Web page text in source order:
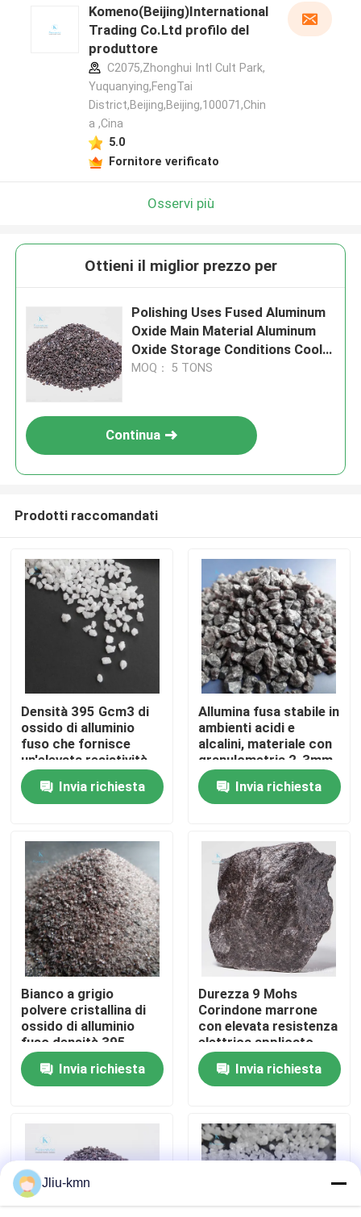
Casa.
Prodotti
Su di noi
Visita alla fabbrica
Controllo della qualità
Contattaci
Notizie
VR
Ossido di alluminio fuso
Komeno(Beijing)International
Trading Co.Ltd profilo del
produttore
C2075,Zhonghui Intl Cult Park,
Yuquanying,FengTai
District,Beijing,Beijing,100071,Chin
a ,Cina
5.0
Fornitore verificato
Osservi più
Ottieni il miglior prezzo per
Polishing Uses Fused Aluminum
Oxide Main Material Aluminum
Oxide Storage Conditions Cool
And Dry Place
MOQ： 5 TONS
Continua
Prodotti raccomandati
Densità 395 Gcm3 di
ossido di alluminio
fuso che fornisce
un'elevata resistività
elettrica e proprietà
chimiche stabili in
ambienti acidi e
Invia richiesta
Allumina fusa stabile in
ambienti acidi e
alcalini, materiale con
granulometria 2-3mm
per usi ceramici e
metallurgiciInvia richiesta
Bianco a grigio
polvere cristallina di
ossido di alluminio
fuso densità 395
Gcm3 Prodotti
essenziali di fusione di
precisione Materia
Invia richiesta
Durezza 9 Mohs
Corindone marrone
con elevata resistenza
elettrica applicato
nelle operazioni di
rettifica, lucidatura e
taglio
Invia richiesta
Jliu-kmn